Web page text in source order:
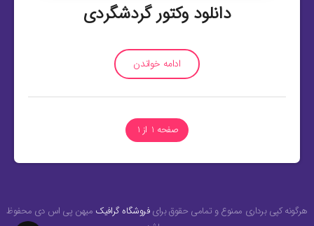
دانلود وکتور گردشگردی
ادامه خواندن
صفحه 1 از 1
هرگونه کپی برداری ممنوع و تمامی حقوق برایفروشگاه گرافیک میهن پی اس دی محفوظ